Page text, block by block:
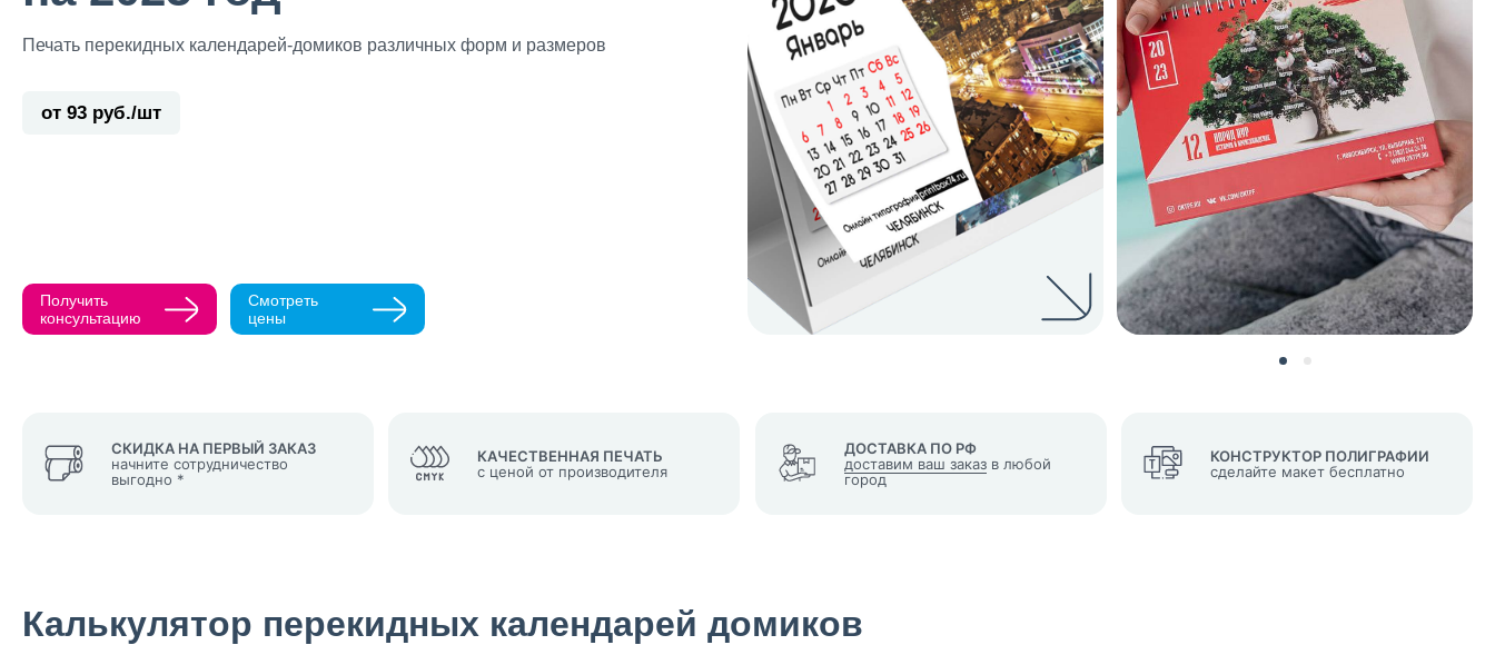
Печать перекидных календарей-домиков различных форм и размеров
от 93 руб./шт
Получить
консультацию
Смотреть
цены
СКИДКА НА ПЕРВЫЙ ЗАКАЗ
начните сотрудничество
выгодно *
КАЧЕСТВЕННАЯ ПЕЧАТЬ
с ценой от производителя
ДОСТАВКА ПО РФ
доставим ваш заказв любой
город
КОНСТРУКТОР ПОЛИГРАФИИ
сделайте макет бесплатно
Калькулятор перекидных календарей домиков
Нажимая кнопку "Оставить заявку", я даю согласие наобработку персональных данных и согласие с
политикой конфиденциальности